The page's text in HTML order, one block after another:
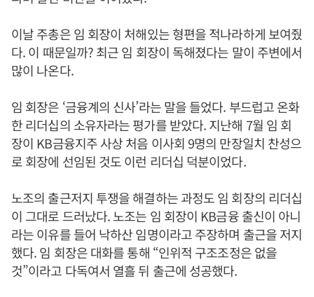
이날 주총은 임 회장이 처해있는 형편을 적나라하게 보여줬
다. 이 때문일까? 최근 임 회장이 독해졌다는 말이 주변에서
많이 나온다.
임 회장은 ‘금융계의 신사’라는 말을 들었다. 부드럽고 온화
한 리더십의 소유자라는 평가를 받았다. 지난해 7월 임 회
장이 KB금융지주 사상 처음 이사회 9명의 만장일치 찬성으
로 회장에 선임된 것도 이런 리더십 덕분이었다.
노조의 출근저지 투쟁을 해결하는 과정도 임 회장의 리더십
이 그대로 드러났다. 노조는 임 회장이 KB금융 출신이 아니
라는 이유를 들어 낙하산 임명이라고 주장하며 출근을 저지
했다. 임 회장은 대화를 통해 “인위적 구조조정은 없을
것”이라고 다독여서 열흘 뒤 출근에 성공했다.